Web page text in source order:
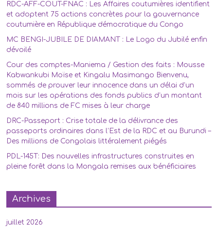
RDC-AFF-COUT-FNAC : Les Affaires coutumières identifient
et adoptent 75 actions concrètes pour la gouvernance
coutumière en République démocratique du Congo
MC BENGI-JUBILE DE DIAMANT : Le Logo du Jubilé enfin
dévoilé
Cour des comptes-Maniema / Gestion des faits : Mousse
Kabwankubi Moïse et Kingalu Masimango Bienvenu,
sommés de prouver leur innocence dans un délai d’un
mois sur les opérations des fonds publics d’un montant
de 840 millions de FC mises à leur charge
DRC-Passeport : Crise totale de la délivrance des
passeports ordinaires dans l’Est de la RDC et au Burundi –
Des millions de Congolais littéralement piégés
PDL-145T: Des nouvelles infrastructures construites en
pleine forêt dans la Mongala remises aux bénéficiaires
Archives
juillet 2026